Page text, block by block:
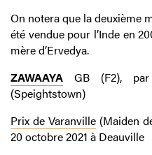
On notera que la deuxième
été vendue pour l’Inde en
mère d’Ervedya.
ZAWAAYA
GB (F2),
(Speightstown)
Prix de Varanville (Maiden
20 octobre 2021 à Deauville